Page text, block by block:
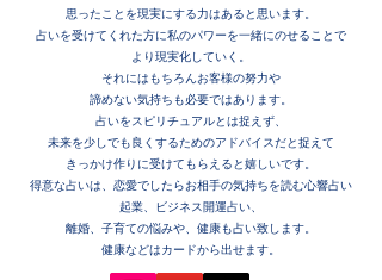
思ったことを現実にする力はあると思います。
占いを受けてくれた方に私のパワーを一緒にのせることで
より現実化していく。
それにはもちろんお客様の努力や
諦めない気持ちも必要ではあります。
占いをスピリチュアルとは捉えず、
未来を少しでも良くするためのアドバイスだと捉えて
きっかけ作りに受けてもらえると嬉しいです。
得意な占いは、恋愛でしたらお相手の気持ちを読む心響占い
起業、ビジネス開運占い、
離婚、子育ての悩みや、健康も占い致します。
健康などはカードから出せます。